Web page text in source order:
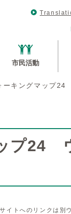
市民活動
ーキングマップ24
プ24
イトへのリンクは別